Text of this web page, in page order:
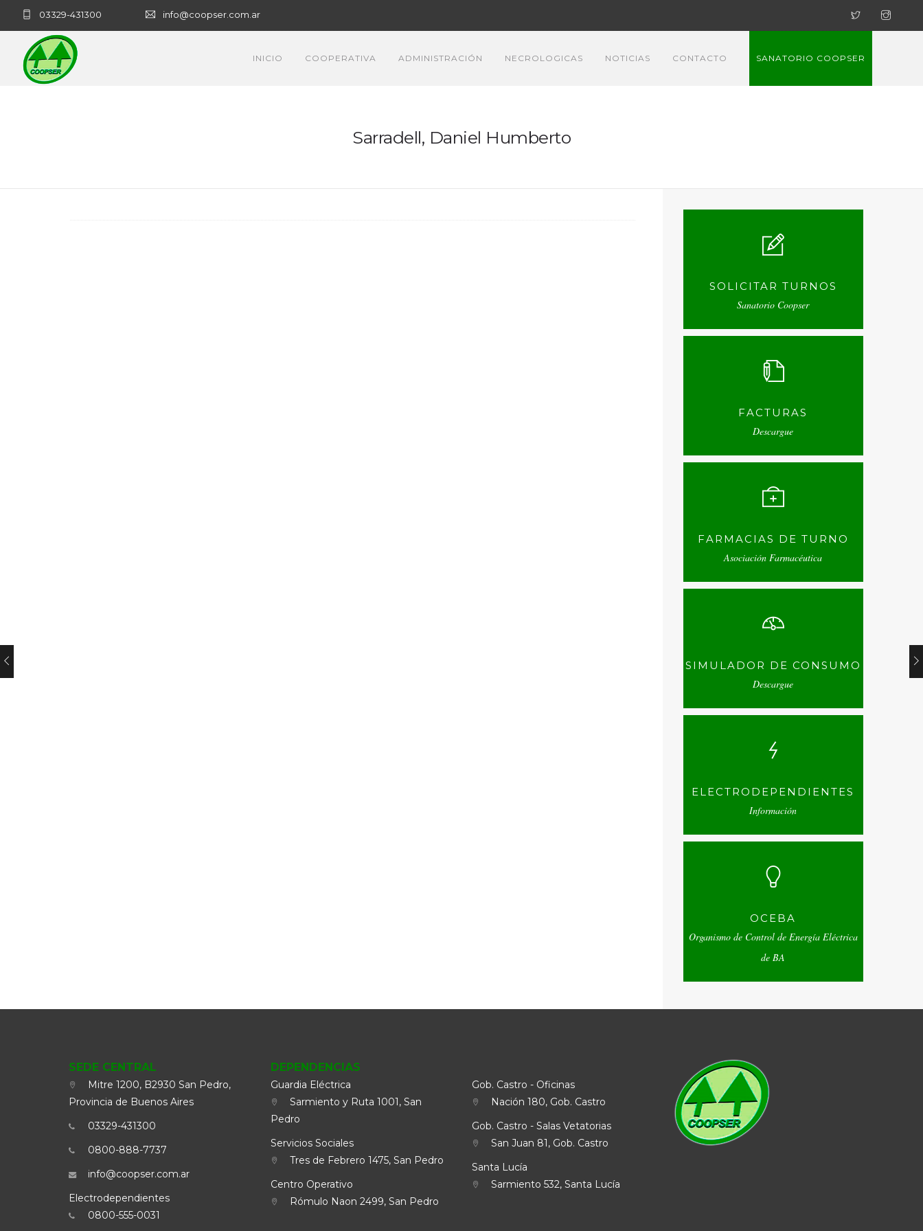
03329-431300 info@coopser.com.ar
INICIO COOPERATIVA ADMINISTRACIÓN NECROLOGICAS NOTICIAS CONTACTO SANATORIO COOPSER
Sarradell, Daniel Humberto
SOLICITAR TURNOS
Sanatorio Coopser
FACTURAS
Descargue
FARMACIAS DE TURNO
Asociación Farmacéutica
SIMULADOR DE CONSUMO
Descargue
ELECTRODEPENDIENTES
Información
OCEBA
Organismo de Control de Energía Eléctrica
de BA
SEDE CENTRAL
Mitre 1200, B2930 San Pedro,
Provincia de Buenos Aires
03329-431300
0800-888-7737
info@coopser.com.ar
Electrodependientes
0800-555-0031
DEPENDENCIAS
Guardia Eléctrica
Sarmiento y Ruta 1001, San
Pedro
Servicios Sociales
Tres de Febrero 1475, San Pedro
Centro Operativo
Rómulo Naon 2499, San Pedro
Gob. Castro - Oficinas
Nación 180, Gob. Castro
Gob. Castro - Salas Vetatorias
San Juan 81, Gob. Castro
Santa Lucía
Sarmiento 532, Santa Lucía